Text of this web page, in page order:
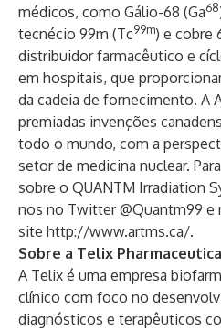
médicos, como Gálio-68 (Ga68
tecnécio 99m (Tc99m) e cobre
distribuidor farmacêutico e
em hospitais, que
da cadeia de fornecimento. A
premiadas invenções
todo o mundo, com a
setor de medicina nuclear.
sobre o QUANTM Irradiation
nos no Twitter@Quantm99 e
site http://www.artms.ca/.
Sobre a Telix
A Telix é uma empresa
clínico com foco no
diagnósticos e terapêuticos